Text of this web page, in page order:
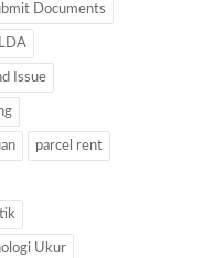
Documents
Issue
parcel rent
Ukur